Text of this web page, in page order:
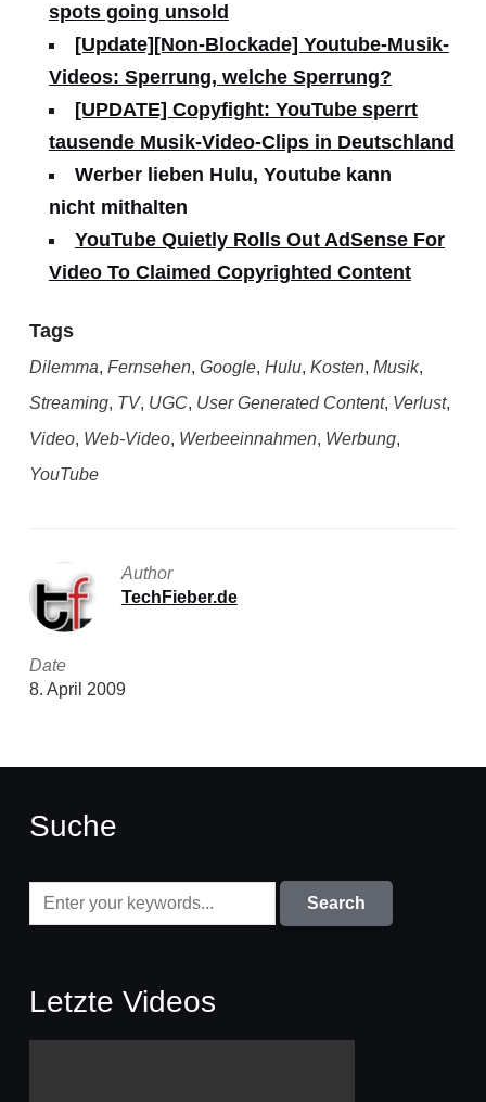
spots going unsold
[Update][Non-Blockade] Youtube-Musik-
Videos: Sperrung, welche Sperrung?
[UPDATE] Copyfight: YouTube sperrt
tausende Musik-Video-Clips in Deutschland
Werber lieben Hulu, Youtube kann
nicht mithalten
YouTube Quietly Rolls Out AdSense For
Video To Claimed Copyrighted Content
Tags
Dilemma, Fernsehen, Google, Hulu, Kosten, Musik,
Streaming, TV, UGC, User Generated Content, Verlust,
Video, Web-Video, Werbeeinnahmen, Werbung,
YouTube
Author
TechFieber.de
Date
8. April 2009
Suche
Letzte Videos